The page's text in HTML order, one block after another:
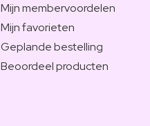
Mijn membervoordelen
Mijn favorieten
Geplande bestelling
Beoordeel producten